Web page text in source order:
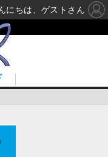
にちは、ゲストさん